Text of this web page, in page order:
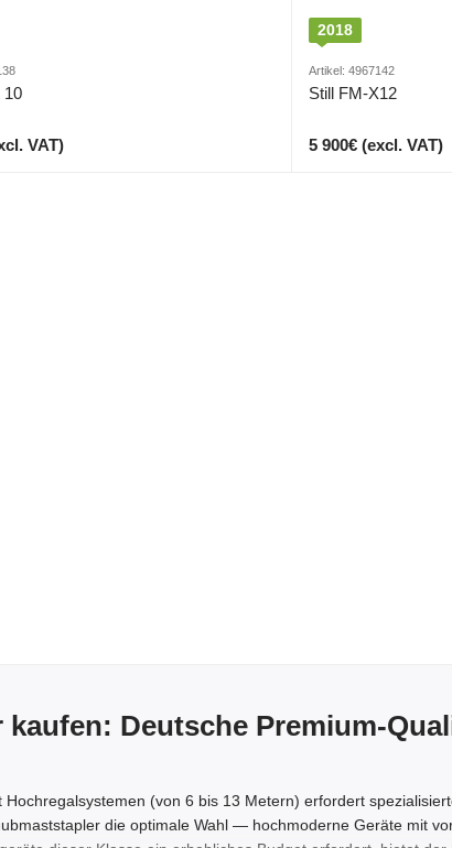
Deutsche Premium-
(von 6 bis 13 Metern) erfordert
die optimale Wahl — hochmoderne Geräte mit
10
VAT)
2018
Artikel: 4967142
Still FM-X12
5 900€ (excl. VAT)